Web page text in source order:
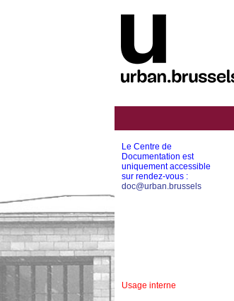
Le Centre de
Documentation est
uniquement accessible
sur rendez-vous :
doc@urban.brussels
Usage interne